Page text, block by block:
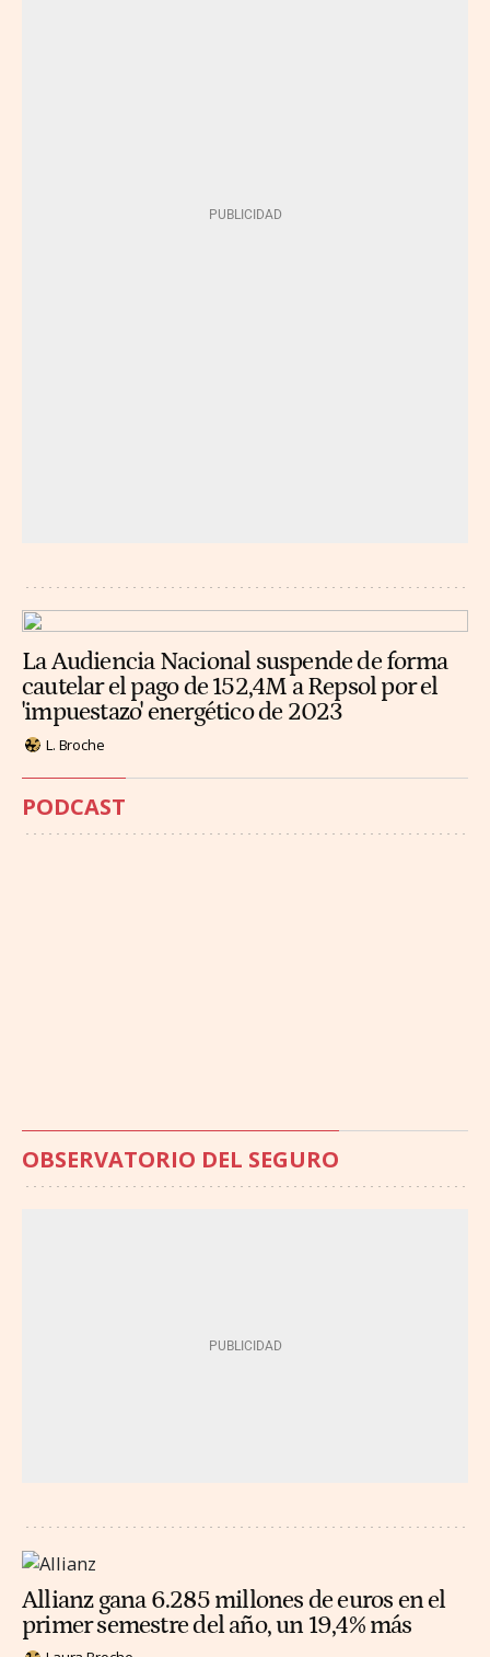
La Audiencia Nacional suspende de forma
cautelar el pago de 152,4M a Repsol por el
'impuestazo' energético de 2023
L. Broche
PODCAST
OBSERVATORIO DEL SEGURO
Allianz gana 6.285 millones de euros en el
primer semestre del año, un 19,4% más